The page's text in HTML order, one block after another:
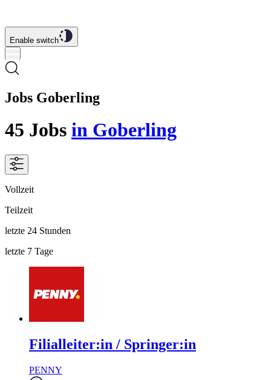
Enable switch
Jobs Goberling
45 Jobs in Goberling
Vollzeit
Teilzeit
letzte 24 Stunden
letzte 7 Tage
Filialleiter:in / Springer:in
PENNY